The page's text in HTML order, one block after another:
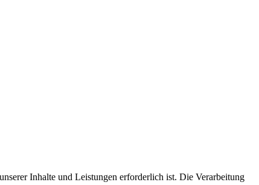
Inhalte und Leistungen erforderlich ist. Die Verarbeitung